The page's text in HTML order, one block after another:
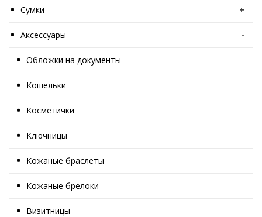
Сумки +
Аксессуары -
Обложки на документы
Кошельки
Косметички
Ключницы
Кожаные браслеты
Кожаные брелоки
Визитницы